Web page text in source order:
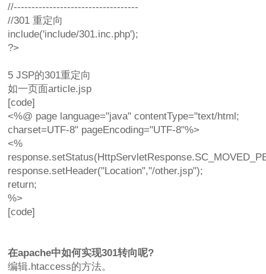
//-----------------------------------
//301 重定向
include('include/301.inc.php');
?>
5 JSP的301重定向
如一页面article.jsp
[code]
<%@ page language="java" contentType="text/html;
charset=UTF-8" pageEncoding="UTF-8"%>
<%
response.setHeader("Location","/other.jsp");
return;
%>
[code]
在apache中如何实现301转向呢?
编辑.htaccess的方法。